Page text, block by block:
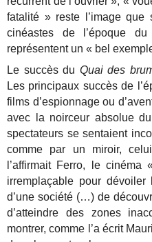
fatalité » reste l’image
cinéastes de l’époque
représentent un « bel
Le succès du Quai des
Les principaux succès de
films d’espionnage ou
avec la noirceur absolue
spectateurs se sentaient
comme par un miroir,
l’affirmait Ferro, le cinéma
irremplaçable pour
d’une société (…) de
d’atteindre des zones
montrer, comme l’a écrit